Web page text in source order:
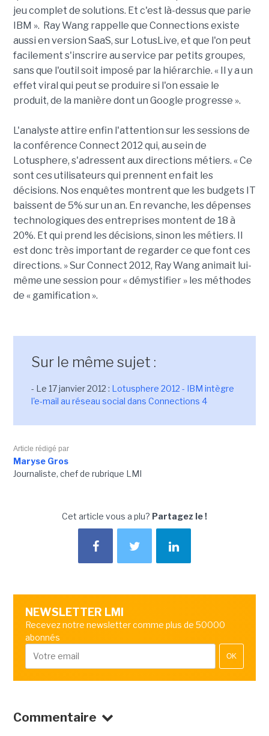
jeu complet de solutions. Et c'est là-dessus que parie
IBM ». Ray Wang rappelle que Connections existe
aussi en version SaaS, sur LotusLive, et que l'on peut
facilement s'inscrire au service par petits groupes,
sans que l'outil soit imposé par la hiérarchie. « Il y a un
effet viral qui peut se produire si l'on essaie le
produit, de la manière dont un Google progresse ».
L'analyste attire enfin l'attention sur les sessions de
la conférence Connect 2012 qui, au sein de
Lotusphere, s'adressent aux directions métiers. « Ce
sont ces utilisateurs qui prennent en fait les
décisions. Nos enquêtes montrent que les budgets IT
baissent de 5% sur un an. En revanche, les dépenses
technologiques des entreprises montent de 18 à
20%. Et qui prend les décisions, sinon les métiers. Il
est donc très important de regarder ce que font ces
directions. » Sur Connect 2012, Ray Wang animait lui-
même une session pour « démystifier » les méthodes
de « gamification ».
Sur le même sujet :
- Le 17 janvier 2012 : Lotusphere 2012 - IBM intègre
l'e-mail au réseau social dans Connections 4
Article rédigé par
Maryse Gros
Journaliste, chef de rubrique LMI
Cet article vous a plu? Partagez le !
NEWSLETTER LMI
Recevez notre newsletter comme plus de 50000
abonnés
OK
Commentaire